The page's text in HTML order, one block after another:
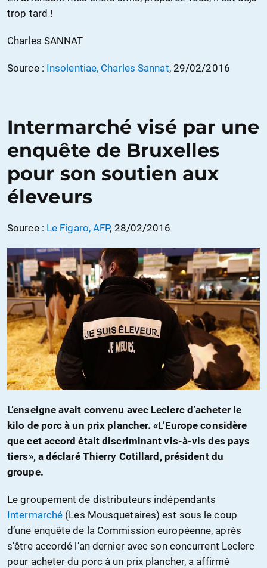
trop tard !
Charles SANNAT
Source : Insolentiae, Charles Sannat, 29/02/2016
Intermarché visé par une
enquête de Bruxelles
pour son soutien aux
éleveurs
Source : Le Figaro, AFP, 28/02/2016
L’enseigne avait convenu avec Leclerc d’acheter le
kilo de porc à un prix plancher. «L’Europe considère
que cet accord était discriminant vis-à-vis des pays
tiers», a déclaré Thierry Cotillard, président du
groupe.
Le groupement de distributeurs indépendants
Intermarché (Les Mousquetaires) est sous le coup
d’une enquête de la Commission européenne, après
s’être accordé l’an dernier avec son concurrent Leclerc
pour acheter du porc à un prix plancher, a affirmé